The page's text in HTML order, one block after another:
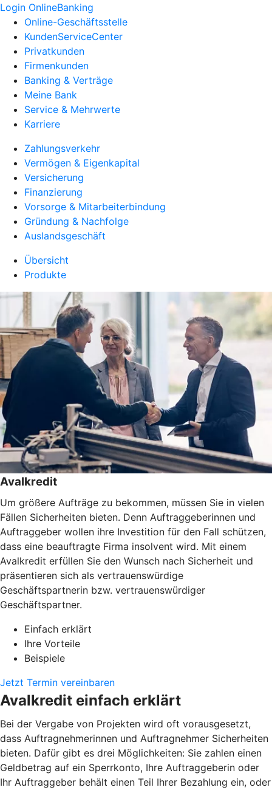
Login OnlineBanking
Online-Geschäftsstelle
KundenServiceCenter
Privatkunden
Firmenkunden
Banking & Verträge
Meine Bank
Service & Mehrwerte
Karriere
Zahlungsverkehr
Vermögen & Eigenkapital
Versicherung
Finanzierung
Vorsorge & Mitarbeiterbindung
Gründung & Nachfolge
Auslandsgeschäft
Übersicht
Produkte
Avalkredit
Um größere Aufträge zu bekommen, müssen Sie in vielen
Fällen Sicherheiten bieten. Denn Auftraggeberinnen und
Auftraggeber wollen ihre Investition für den Fall schützen,
dass eine beauftragte Firma insolvent wird. Mit einem
Avalkredit erfüllen Sie den Wunsch nach Sicherheit und
präsentieren sich als vertrauenswürdige
Geschäftspartnerin bzw. vertrauenswürdiger
Geschäftspartner.
Einfach erklärt
Ihre Vorteile
Beispiele
Jetzt Termin vereinbaren
Avalkredit einfach erklärt
Bei der Vergabe von Projekten wird oft vorausgesetzt,
dass Auftragnehmerinnen und Auftragnehmer Sicherheiten
bieten. Dafür gibt es drei Möglichkeiten: Sie zahlen einen
Geldbetrag auf ein Sperrkonto, Ihre Auftraggeberin oder
Ihr Auftraggeber behält einen Teil Ihrer Bezahlung ein, oder